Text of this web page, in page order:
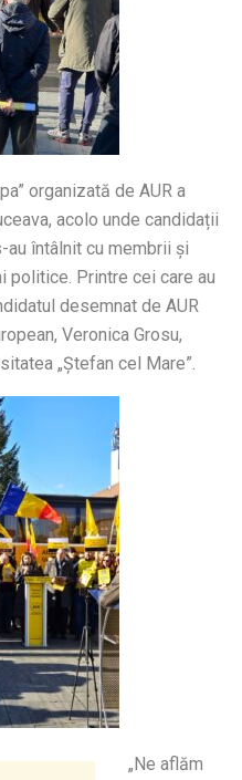
organizată de AUR a
acolo unde candidații
au întâlnit cu membrii și
Printre cei care au
desemnat de AUR
Veronica Grosu,
„Ștefan cel Mare”.
„Ne aflăm